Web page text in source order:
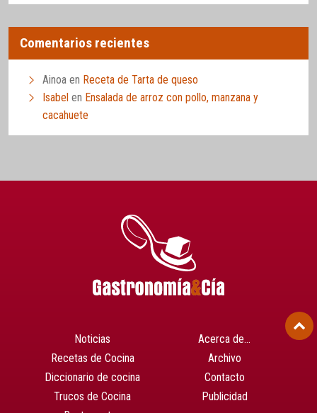
Comentarios recientes
Ainoa en Receta de Tarta de queso
Isabel en Ensalada de arroz con pollo, manzana y
cacahuete
Noticias
Recetas de Cocina
Diccionario de cocina
Trucos de Cocina
Acerca de…
Archivo
Contacto
Publicidad